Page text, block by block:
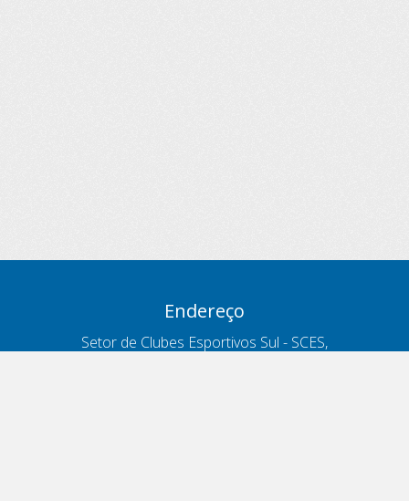
Endereço
Setor de Clubes Esportivos Sul - SCES,